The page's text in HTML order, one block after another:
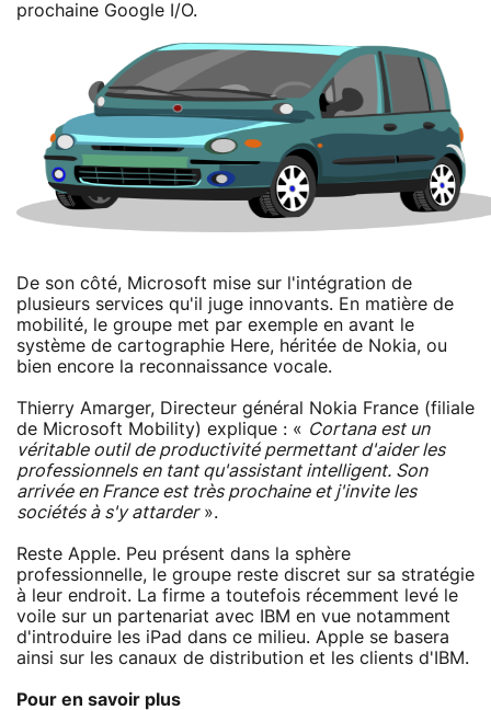
prochaine Google I/O.
De son côté, Microsoft mise sur l'intégration de
plusieurs services qu'il juge innovants. En matière de
mobilité, le groupe met par exemple en avant le
système de cartographie Here, héritée de Nokia, ou
bien encore la reconnaissance vocale.
Thierry Amarger, Directeur général Nokia France (filiale
de Microsoft Mobility) explique : « Cortana est un
véritable outil de productivité permettant d'aider les
professionnels en tant qu'assistant intelligent. Son
arrivée en France est très prochaine et j'invite les
sociétés à s'y attarder».
Reste Apple. Peu présent dans la sphère
professionnelle, le groupe reste discret sur sa stratégie
à leur endroit. La firme a toutefois récemment levé le
voile sur un partenariat avec IBM en vue notamment
d'introduire les iPad dans ce milieu. Apple se basera
ainsi sur les canaux de distribution et les clients d'IBM.
Pour en savoir plus